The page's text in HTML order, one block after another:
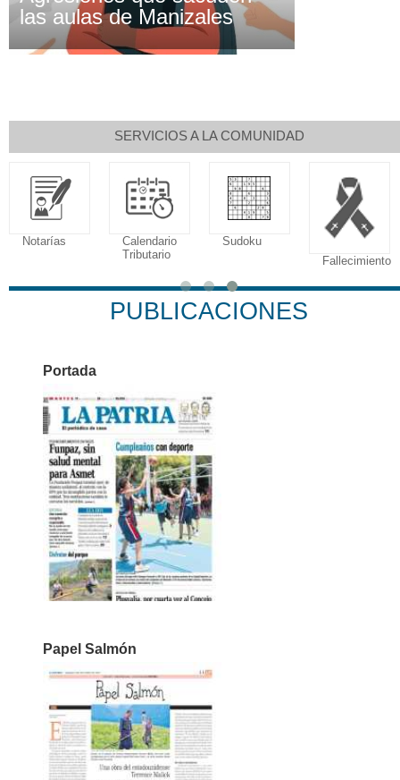
las aulas de Manizales
SERVICIOS A LA COMUNIDAD
Notarías
Calendario
Tributario
Sudoku
Fallecimiento
PUBLICACIONES
Portada
Papel Salmón